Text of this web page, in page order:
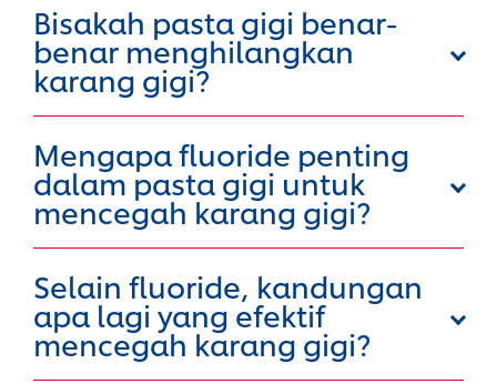
Bisakah pasta gigi benar-
benar menghilangkan
karang gigi?
Mengapa fluoride penting
dalam pasta gigi untuk
mencegah karang gigi?
Selain fluoride, kandungan
apa lagi yang efektif
mencegah karang gigi?